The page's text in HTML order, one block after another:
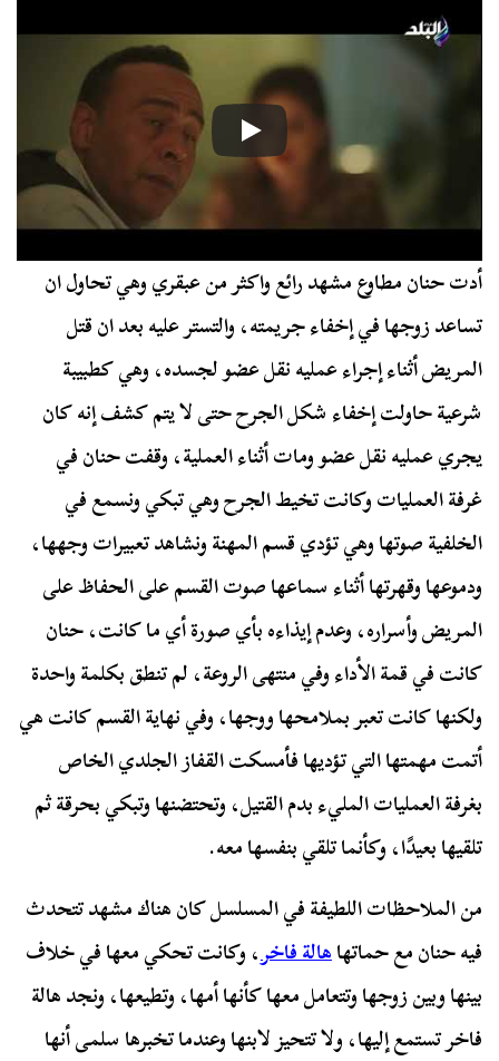
أدت حنان مطاوع مشهد رائع واكثر من عبقري وهي تحاول ان
تساعد زوجها في إخفاء جريمته، والتستر عليه بعد ان قتل
المريض أثناء إجراء عمليه نقل عضو لجسده، وهي كطبيبة
شرعية حاولت إخفاء شكل الجرح حتى لا يتم كشف إنه كان
يجري عمليه نقل عضو ومات أثناء العملية، وقفت حنان في
غرفة العمليات وكانت تخيط الجرح وهي تبكي ونسمع في
الخلفية صوتها وهي تؤدي قسم المهنة ونشاهد تعبيرات وجهها،
ودموعها وقهرتها أثناء سماعها صوت القسم على الحفاظ على
المريض وأسراره، وعدم إيذاءه بأي صورة أي ما كانت، حنان
كانت في قمة الأداء وفي منتهى الروعة، لم تنطق بكلمة واحدة
ولكنها كانت تعبر بملامحها ووجها، وفي نهاية القسم كانت هي
أتمت مهمتها التي تؤديها فأمسكت القفاز الجلدي الخاص
بغرفة العمليات المليء بدم القتيل، وتحتضنها وتبكي بحرقة ثم
تلقيها بعيدًا، وكأنما تلقي بنفسها معه.
من الملاحظات اللطيفة في المسلسل كان هناك مشهد تتحدث
فيه حنان مع حماتهاهالة فاخر، وكانت تحكي معها في خلاف
بينها وبين زوجها وتتعامل معها كأنها أمها، وتطيعها، ونجد هالة
فاخر تستمع إليها، ولا تتحيز لابنها وعندما تخبرها سلمى أنها